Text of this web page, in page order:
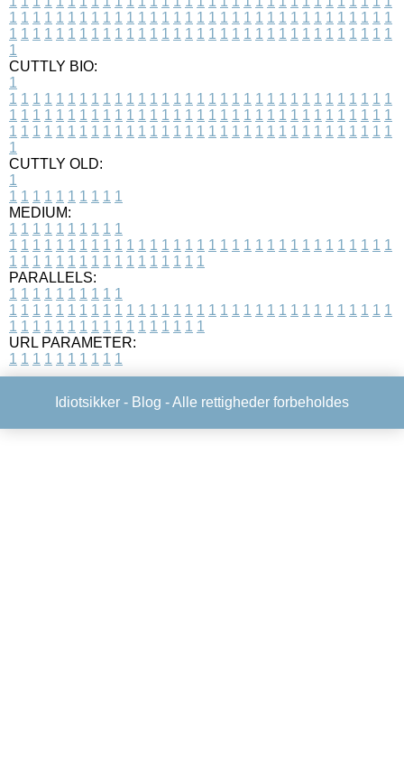
1 1 1 1 1 1 1 1 1 1 1 1 1 1 1 1 1 1 1 1 1 1 1 1 1 1 1 1 1 1 1 1 1
1 1 1 1 1 1 1 1 1 1 1 1 1 1 1 1 1 1 1 1 1 1 1 1 1 1 1 1 1 1 1 1 1
1
CUTTLY BIO:
1
1 1 1 1 1 1 1 1 1 1 1 1 1 1 1 1 1 1 1 1 1 1 1 1 1 1 1 1 1 1 1 1 1
1 1 1 1 1 1 1 1 1 1 1 1 1 1 1 1 1 1 1 1 1 1 1 1 1 1 1 1 1 1 1 1 1
1 1 1 1 1 1 1 1 1 1 1 1 1 1 1 1 1 1 1 1 1 1 1 1 1 1 1 1 1 1 1 1 1
1
CUTTLY OLD:
1
1 1 1 1 1 1 1 1 1 1
MEDIUM:
1 1 1 1 1 1 1 1 1 1
1 1 1 1 1 1 1 1 1 1 1 1 1 1 1 1 1 1 1 1 1 1 1 1 1 1 1 1 1 1 1 1 1
1 1 1 1 1 1 1 1 1 1 1 1 1 1 1 1 1
PARALLELS:
1 1 1 1 1 1 1 1 1 1
1 1 1 1 1 1 1 1 1 1 1 1 1 1 1 1 1 1 1 1 1 1 1 1 1 1 1 1 1 1 1 1 1
1 1 1 1 1 1 1 1 1 1 1 1 1 1 1 1 1
URL PARAMETER:
1 1 1 1 1 1 1 1 1 1
Idiotsikker - Blog - Alle rettigheder forbeholdes